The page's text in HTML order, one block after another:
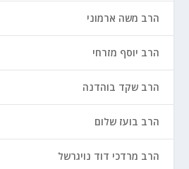
הרב משה ארמוני
הרב יוסף מזרחי
הרב שקד בוהדנה
הרב בועז שלום
הרב מרדכי דוד נויגרשל